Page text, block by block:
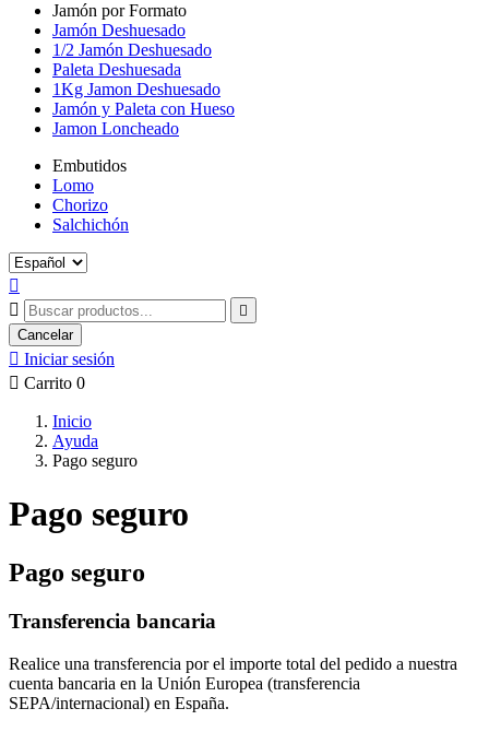
Jamón por Formato
Jamón Deshuesado
1/2 Jamón Deshuesado
Paleta Deshuesada
1Kg Jamon Deshuesado
Jamón y Paleta con Hueso
Jamon Loncheado
Embutidos
Lomo
Chorizo
Salchichón



Cancelar
 Iniciar sesión
 Carrito 0
Inicio
Ayuda
Pago seguro
Pago seguro
Pago seguro
Transferencia bancaria
Realice una transferencia por el importe total del pedido a nuestra
cuenta bancaria en la Unión Europea (transferencia
SEPA/internacional) en España.